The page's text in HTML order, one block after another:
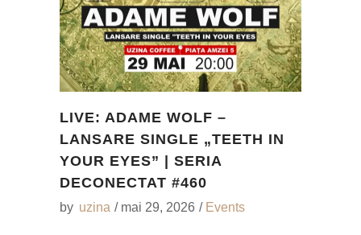
LIVE: ADAME WOLF –
LANSARE SINGLE „TEETH IN
YOUR EYES” | SERIA
DECONECTAT #460
by uzina mai 29, 2026 Events